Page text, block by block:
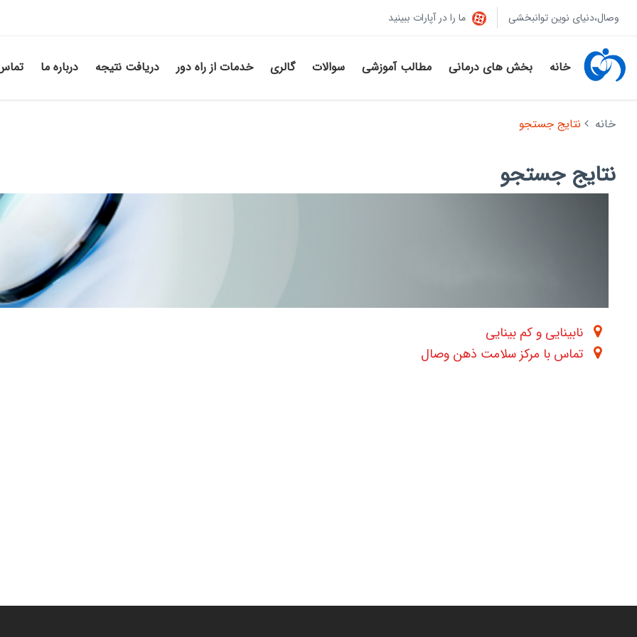
وصال،دنیای نوین توانبخشی ما را در آپارات ببینید
خانه بخش های درمانی مطالب آموزشی سوالات گالری خدمات از راه دور دریافت نتیجه درباره ما
خانه نتایج جستجو
نتایج جستجو
نابینایی و کم بینایی
تماس با مرکز سلامت ذهن وصال